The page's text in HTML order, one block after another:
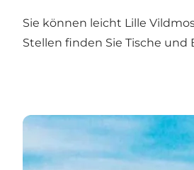
Sie können leicht Lille
Stellen finden Sie Tische und